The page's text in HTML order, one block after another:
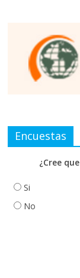
Encuestas
¿Cree
Si
No